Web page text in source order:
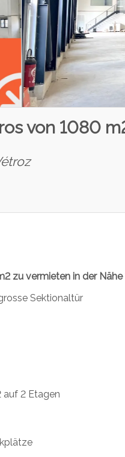
von 1080
zu vermieten in der
Sektionaltür
auf 2 Etagen